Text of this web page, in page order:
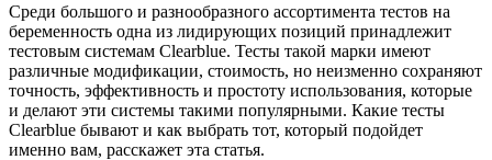
Среди большого и разнообразного ассортимента тестов на
беременность одна из лидирующих позиций принадлежит
тестовым системам Clearblue. Тесты такой марки имеют
различные модификации, стоимость, но неизменно сохраняют
точность, эффективность и простоту использования, которые
и делают эти системы такими популярными. Какие тесты
Clearblue бывают и как выбрать тот, который подойдет
именно вам, расскажет эта статья.